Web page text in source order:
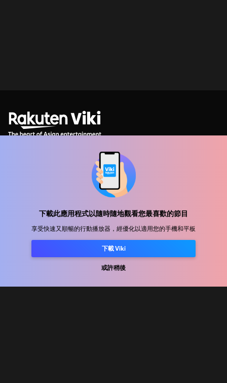
下載此應用程式以隨時隨地觀看您最喜歡的節目
享受快速又順暢的行動播放器，經優化以適用您的手機和平板
下載 Viki
或許稍後
發行合作
使用條款